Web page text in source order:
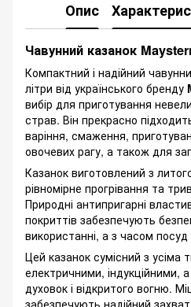
Опис
Чавунний казанок
Компактний і надійний
літри від українського бренду
вибір для приготування
страв. Він прекрасно
варіння, смаження,
овочевих рагу, а також для
Казанок виготовлений з
рівномірне прогрівання та
Природні антипригарні
покриттів забезпечують
використанні, а з часом
Цей казанок сумісний з
електричними, індукційними,
духовок і відкритого вогню.